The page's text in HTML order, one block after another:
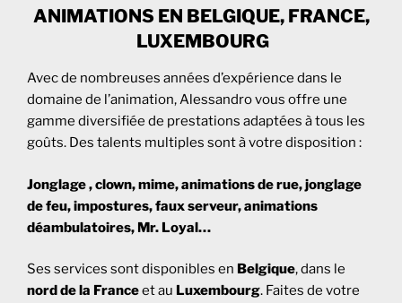
ANIMATIONS EN BELGIQUE, FRANCE,
LUXEMBOURG
Avec de nombreuses années d’expérience dans le
domaine de l’animation, Alessandro vous offre une
gamme diversifiée de prestations adaptées à tous les
goûts. Des talents multiples sont à votre disposition :
Jonglage , clown, mime, animations de rue, jonglage
de feu, impostures, faux serveur, animations
déambulatoires, Mr. Loyal…
Ses services sont disponibles en Belgique, dans le
nord de la Franceet au Luxembourg. Faites de votre